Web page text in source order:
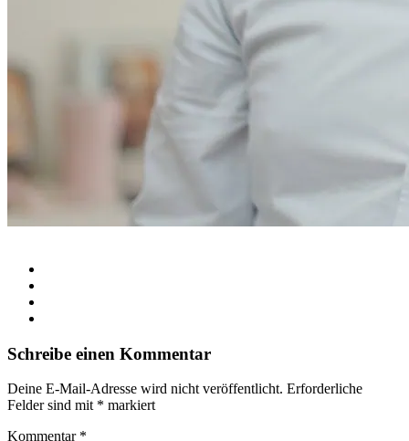
Schreibe einen Kommentar
Deine E-Mail-Adresse wird nicht veröffentlicht. Erforderliche
Felder sind mit * markiert
Kommentar *